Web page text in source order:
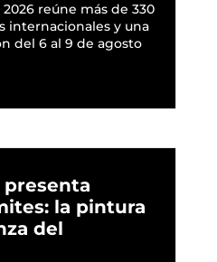
reúne más de 330
internacionales y una
del 6 al 9 de agosto
presenta
la pintura
del